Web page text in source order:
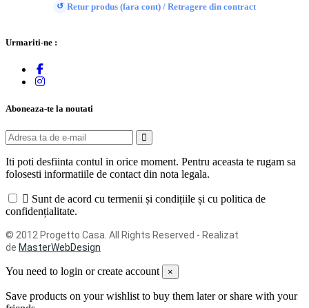
↺ Retur produs (fara cont) / Retragere din contract
Urmariti-ne :
Aboneaza-te la noutati
Iti poti desfiinta contul in orice moment. Pentru aceasta te rugam sa
folosesti informatiile de contact din nota legala.
Sunt de acord cu termenii și condițiile și cu politica de
confidențialitate.
© 2012 Progetto Casa. All Rights Reserved - Realizat
de MasterWebDesign
You need to login or create account ×
Save products on your wishlist to buy them later or share with your